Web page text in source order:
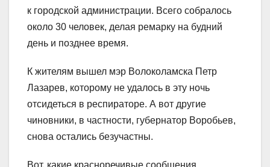
к городской администрации. Всего собралось
около 30 человек, делая ремарку на будний
день и позднее время.
К жителям вышел мэр Волоколамска Петр
Лазарев, которому не удалось в эту ночь
отсидеться в респираторе. А вот другие
чиновники, в частности, губернатор Воробьев,
снова остались безучастны.
Вот, какие красноречивые сообщения